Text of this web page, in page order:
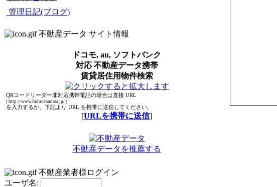
管理日記(ブログ)
不動産データ サイト情報
ドコモ, au, ソフトバンク
対応 不動産データ携帯
賃貸居住用物件検索
QRコードリーダー非対応携帯電話の場合は直接 URL
( http://www.fudousandata.jp/ )
を入力するか、下記より URL を携帯に送信してください。
[URLを携帯に送信]
不動産データを推薦する
不動産業者様ログイン
ユーザ名: